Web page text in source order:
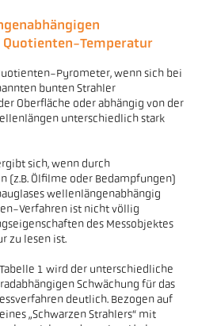
Quotienten-Temperatur
Pyrometer, wenn sich bei
bunten Strahler
Oberfläche oder abhängig von der
unterschiedlich stark
sich, wenn durch
(z.B. Ölfilme oder Bedampfungen)
wellenlängenabhängig
Verfahren ist nicht völlig
des Messobjektes
zu lesen ist.
1 wird der unterschiedliche
Schwächung für das
deutlich. Bezogen auf
„Schwarzen Strahlers“ mit